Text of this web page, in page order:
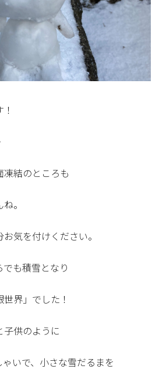
結のところも
。
気を付けください。
も積雪となり
世界」でした！
子供のように
いで、小さな雪だるまを